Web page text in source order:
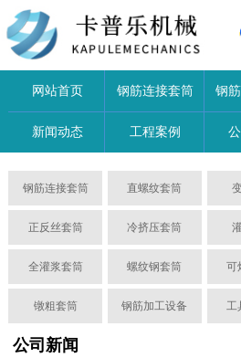
网站首页 钢筋连接套筒 钢
新闻动态 工程案例
钢筋连接套筒 直螺纹套筒
正反丝套筒 冷挤压套筒
全灌浆套筒 螺纹钢套筒 可
镦粗套筒 钢筋加工设备 工
公司新闻